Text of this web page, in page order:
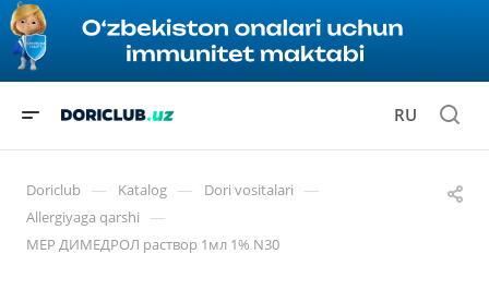
RU
Doriclub — Katalog — Dori vositalari —
Allergiyaga qarshi —
МЕР ДИМЕДРОЛ раствор 1мл 1% N30